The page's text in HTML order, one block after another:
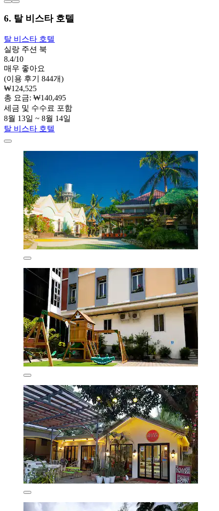
6. 탈 비스타 호텔
탈 비스타 호텔
실랑 주션 북
8.4/10
매우 좋아요
(이용 후기 844개)
₩124,525
총 요금: ₩140,495
세금 및 수수료 포함
8월 13일 ~ 8월 14일
탈 비스타 호텔